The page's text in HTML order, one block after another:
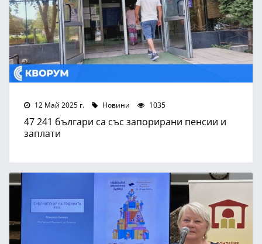
12 Май 2025 г. Новини 1035
47 241 българи са със запорирани пенсии и
заплати